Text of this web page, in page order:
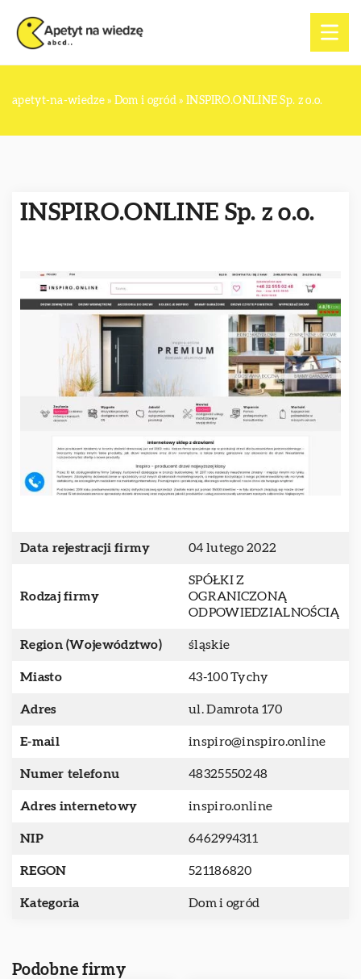
apetyt-na-wiedze» Dom i ogród » INSPIRO.ONLINE Sp. z o.o.
INSPIRO.ONLINE Sp. z o.o.
Data rejestracji firmy 04 lutego 2022
Rodzaj firmy
SPÓŁKI Z
OGRANICZONĄ
ODPOWIEDZIALNOŚCIĄ
Region (Województwo) śląskie
Miasto 43-100 Tychy
Adres ul. Damrota 170
E-mail inspiro@inspiro.online
Numer telefonu 48325550248
Adres internetowy inspiro.online
NIP 6462994311
REGON 521186820
Kategoria Dom i ogród
Podobne firmy